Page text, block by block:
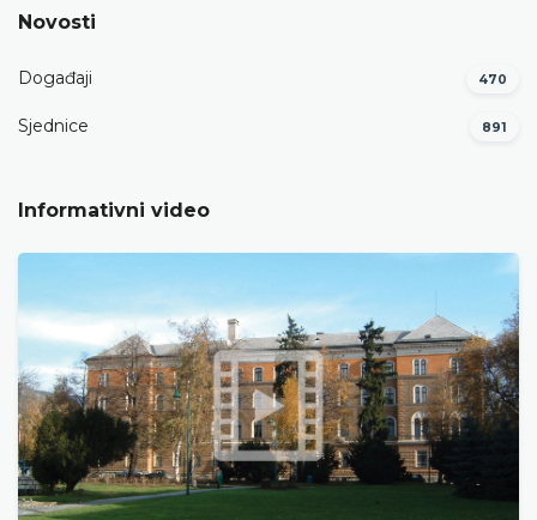
Novosti
Događaji 470
Sjednice 891
Informativni video